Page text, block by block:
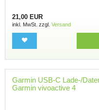
21,00 EUR
inkl. MwSt. zzgl. Versand
Garmin USB-C Lade-/
Garmin vivoactive 4